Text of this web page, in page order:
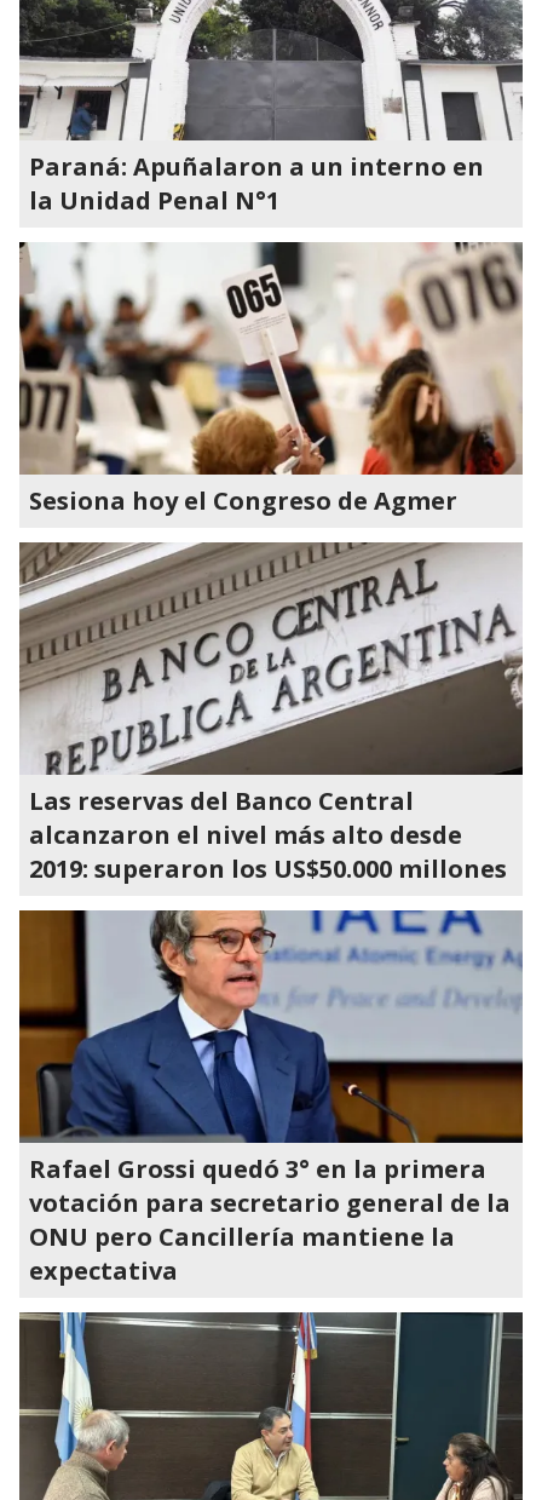
Paraná: Apuñalaron a un interno en
la Unidad Penal N°1
Sesiona hoy el Congreso de Agmer
Las reservas del Banco Central
alcanzaron el nivel más alto desde
2019: superaron los US$50.000 millones
Rafael Grossi quedó 3° en la primera
votación para secretario general de la
ONU pero Cancillería mantiene la
expectativa